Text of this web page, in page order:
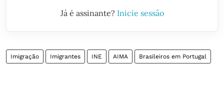
Já é assinante? Inicie sessão
Imigração Imigrantes INE AIMA Brasileiros em Portugal